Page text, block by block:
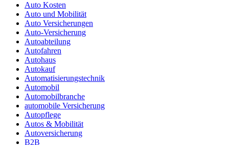
Auto Kosten
Auto und Mobilität
Auto Versicherungen
Auto-Versicherung
Autoabteilung
Autofahren
Autohaus
Autokauf
Automatisierungstechnik
Automobil
Automobilbranche
automobile Versicherung
Autopflege
Autos & Mobilität
Autoversicherung
B2B